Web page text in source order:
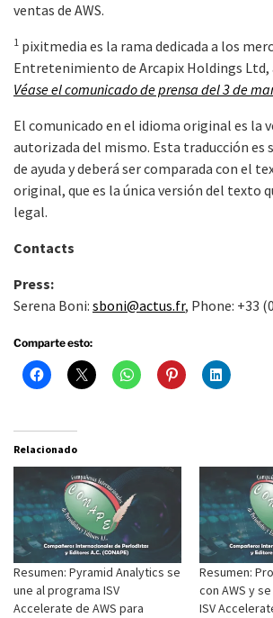
ventas de AWS.
1 pixitmedia es la rama dedicada a los
Entretenimiento de Arcapix Holdings Ltd,
Véase el comunicado de prensa del3de
El comunicado en el idioma original es la
autorizada del mismo. Esta traducción es
de ayuda y deberá ser comparada con el
original, que es la única versión del texto
legal.
Contacts
Press:
Serena Boni: sboni@actus.fr, Phone: +33
Comparte esto:
Relacionado
Resumen: Pyramid Analytics se
une al programa ISV
Accelerate de AWS para
Resumen:
con AWS y
ISV